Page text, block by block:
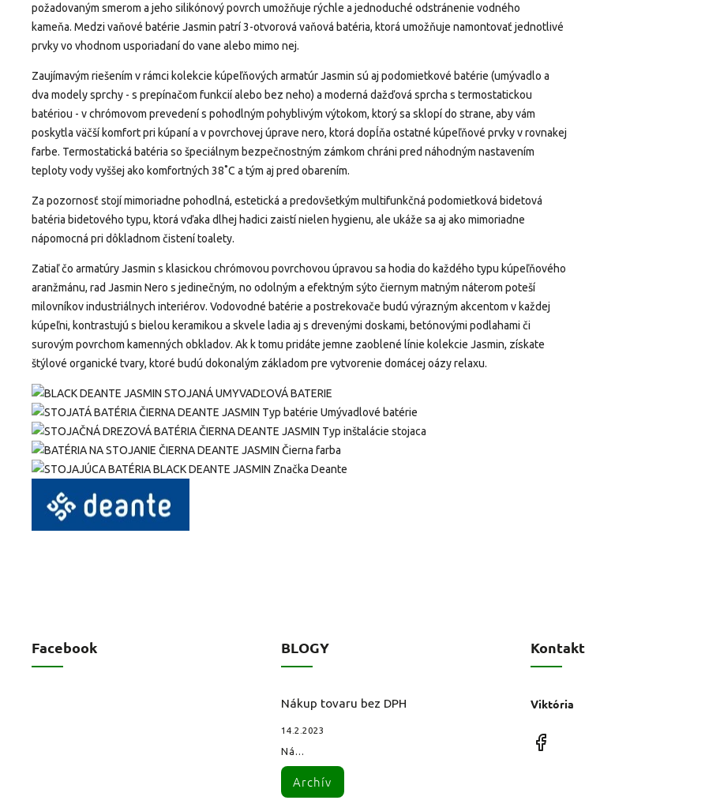
požadovaným smerom a jeho silikónový povrch umožňuje rýchle a jednoduché odstránenie vodného
kameňa. Medzi vaňové batérie Jasmin patrí 3-otvorová vaňová batéria, ktorá umožňuje namontovať jednotlivé
prvky vo vhodnom usporiadaní do vane alebo mimo nej.
Zaujímavým riešením v rámci kolekcie kúpeľňových armatúr Jasmin sú aj podomietkové batérie (umývadlo a
dva modely sprchy - s prepínačom funkcií alebo bez neho) a moderná dažďová sprcha s termostatickou
batériou - v chrómovom prevedení s pohodlným pohyblivým výtokom, ktorý sa sklopí do strane, aby vám
poskytla väčší komfort pri kúpaní a v povrchovej úprave nero, ktorá dopĺňa ostatné kúpeľňové prvky v rovnakej
farbe. Termostatická batéria so špeciálnym bezpečnostným zámkom chráni pred náhodným nastavením
teploty vody vyššej ako komfortných 38˚C a tým aj pred obarením.
Za pozornosť stojí mimoriadne pohodlná, estetická a predovšetkým multifunkčná podomietková bidetová
batéria bidetového typu, ktorá vďaka dlhej hadici zaistí nielen hygienu, ale ukáže sa aj ako mimoriadne
nápomocná pri dôkladnom čistení toalety.
Zatiaľ čo armatúry Jasmin s klasickou chrómovou povrchovou úpravou sa hodia do každého typu kúpeľňového
aranžmánu, rad Jasmin Nero s jedinečným, no odolným a efektným sýto čiernym matným náterom poteší
milovníkov industriálnych interiérov. Vodovodné batérie a postrekovače budú výrazným akcentom v každej
kúpeľni, kontrastujú s bielou keramikou a skvele ladia aj s drevenými doskami, betónovými podlahami či
surovým povrchom kamenných obkladov. Ak k tomu pridáte jemne zaoblené línie kolekcie Jasmin, získate
štýlové organické tvary, ktoré budú dokonalým základom pre vytvorenie domácej oázy relaxu.
Facebook BLOGY
Nákup tovaru bez DPH
14.2.2023
Ná...
Archív
Kontakt
Viktória